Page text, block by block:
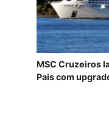
MSC Cruzeiros
Pais com